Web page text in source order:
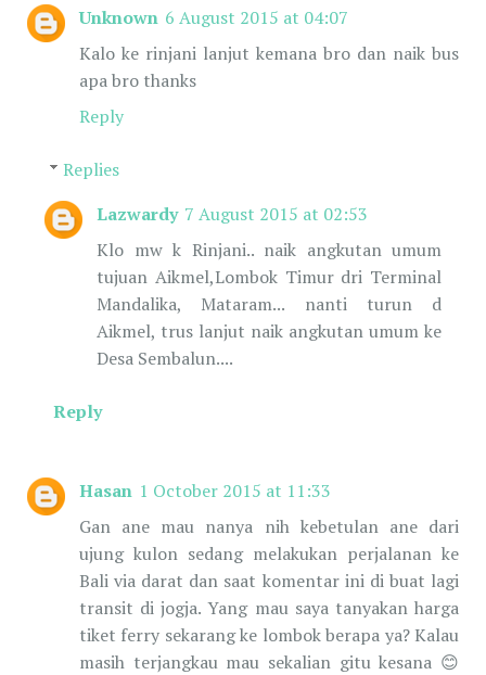
Unknown 6 August 2015 at 04:07
Kalo ke rinjani lanjut kemana bro dan naik bus
apa bro thanks
Reply
Replies
Lazwardy 7 August 2015 at 02:53
Klo mw k Rinjani.. naik angkutan umum
tujuan Aikmel,Lombok Timur dri Terminal
Mandalika, Mataram... nanti turun d
Aikmel, trus lanjut naik angkutan umum ke
Desa Sembalun....
Reply
Hasan 1 October 2015 at 11:33
Gan ane mau nanya nih kebetulan ane dari
ujung kulon sedang melakukan perjalanan ke
Bali via darat dan saat komentar ini di buat lagi
transit di jogja. Yang mau saya tanyakan harga
tiket ferry sekarang ke lombok berapa ya? Kalau
masih terjangkau mau sekalian gitu kesana 😊